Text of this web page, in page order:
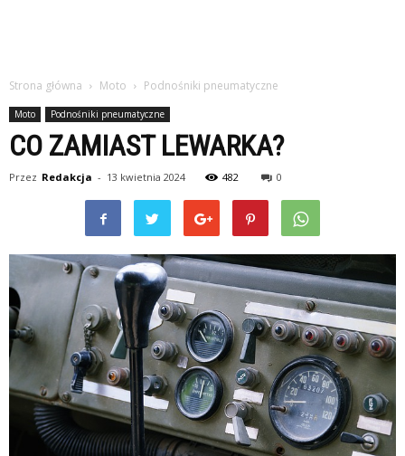
Strona główna Moto Podnośniki pneumatyczne
Moto Podnośniki pneumatyczne
CO ZAMIAST LEWARKA?
Przez Redakcja - 13 kwietnia 2024 482 0